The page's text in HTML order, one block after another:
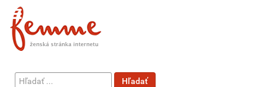
Hľadať
Hľadať